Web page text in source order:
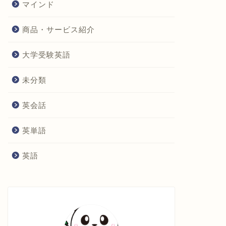
マインド
商品・サービス紹介
大学受験英語
未分類
英会話
英単語
英語